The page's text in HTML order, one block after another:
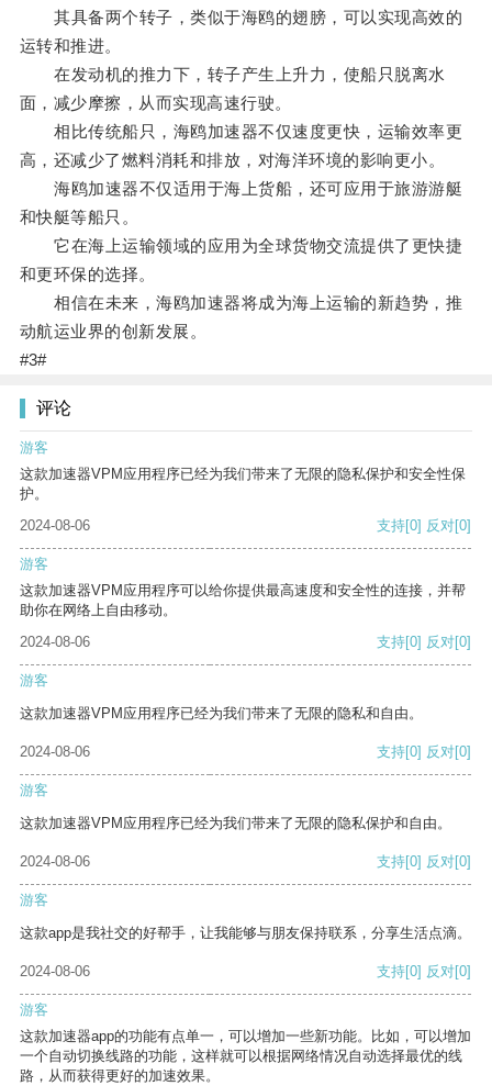
其具备两个转子，类似于海鸥的翅膀，可以实现高效的
运转和推进。
在发动机的推力下，转子产生上升力，使船只脱离水
面，减少摩擦，从而实现高速行驶。
相比传统船只，海鸥加速器不仅速度更快，运输效率更
高，还减少了燃料消耗和排放，对海洋环境的影响更小。
海鸥加速器不仅适用于海上货船，还可应用于旅游游艇
和快艇等船只。
它在海上运输领域的应用为全球货物交流提供了更快捷
和更环保的选择。
相信在未来，海鸥加速器将成为海上运输的新趋势，推
动航运业界的创新发展。
#3#
评论
游客
这款加速器VPM应用程序已经为我们带来了无限的隐私保护和安全性保
护。
2024-08-06
支持[0] 反对[0]
游客
这款加速器VPM应用程序可以给你提供最高速度和安全性的连接，并帮
助你在网络上自由移动。
2024-08-06
支持[0] 反对[0]
游客
这款加速器VPM应用程序已经为我们带来了无限的隐私和自由。
2024-08-06 支持[0] 反对[0]
游客
这款加速器VPM应用程序已经为我们带来了无限的隐私保护和自由。
2024-08-06 支持[0] 反对[0]
游客
这款app是我社交的好帮手，让我能够与朋友保持联系，分享生活点滴。
2024-08-06 支持[0] 反对[0]
游客
这款加速器app的功能有点单一，可以增加一些新功能。比如，可以增加
一个自动切换线路的功能，这样就可以根据网络情况自动选择最优的线
路，从而获得更好的加速效果。